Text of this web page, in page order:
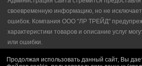
своевременную информацию, но не
ошибок. Компания ООО "ЛР ТРЕЙД"
характеристики товаров и описание услуг
или ошибки.
Политика рекламной рассылки|Правила
Продолжая использовать данный сайт, Вы